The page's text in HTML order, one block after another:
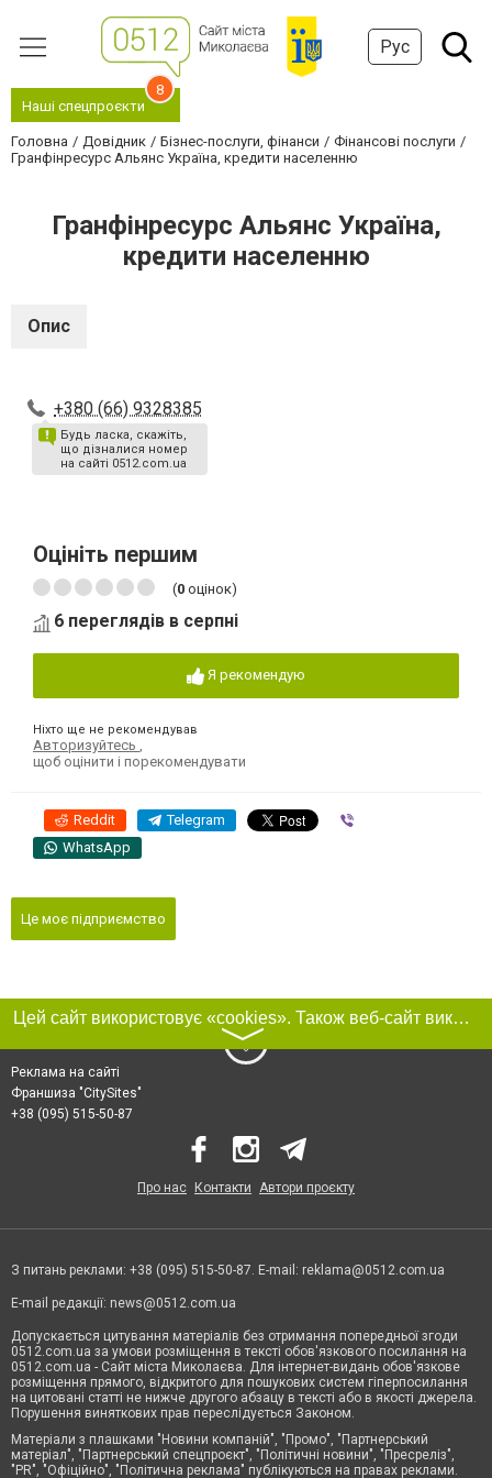
Рус
Наші спецпроєкти
8
Головна Довідник Бізнес-послуги, фінанси
Фінансові послуги
Гранфінресурс Альянс Україна, кредити населенню
Гранфінресурс Альянс Україна,
кредити населенню
Опис
+380 (66) 9328385
Будь ласка, скажіть,
що дізналися номер
на сайті 0512.com.ua
Оцініть першим
(0 оцінок)
6 переглядів в серпні
Я рекомендую
Ніхто ще не рекомендував
Авторизуйтесь
щоб оцінити і порекомендувати
Reddit Telegram
WhatsApp
Це моє підприємство
Цей сайт використовує «cookies». Також веб-сайт використовує інтернет-сервіс для збору технічних даних стосовно відвідувачів з метою отримання маркетингової та статистичної інформації. Умови обробки даних відвідувачів сайту див.
〉
Реклама на сайті
Франшиза "CitySites"
+38 (095) 515-50-87
Про нас Контакти Автори проєкту
З питань реклами: +38 (095) 515-50-87. E-mail: reklama@0512.com.ua
E-mail редакції: news@0512.com.ua
Допускається цитування матеріалів без отримання попередньої згоди
0512.com.ua за умови розміщення в тексті обов'язкового посилання на
0512.com.ua - Сайт міста Миколаєва. Для інтернет-видань обов'язкове
розміщення прямого, відкритого для пошукових систем гіперпосилання
на цитовані статті не нижче другого абзацу в тексті або в якості джерела.
Порушення виняткових прав переслідується Законом.
Матеріали з плашками "Новини компаній", "Промо", "Партнерський
матеріал", "Партнерський спецпроєкт", "Політичні новини", "Пресреліз",
"PR", "Офіційно", "Політична реклама" публікуються на правах реклами.